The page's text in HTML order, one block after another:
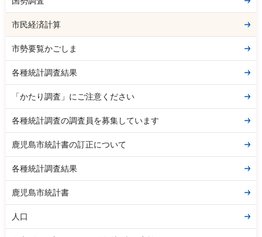
市民経済計算
市勢要覧かごしま
各種統計調査結果
「かたり調査」にご注意ください
各種統計調査の調査員を募集しています
鹿児島市統計書の訂正について
各種統計調査結果
鹿児島市統計書
人口